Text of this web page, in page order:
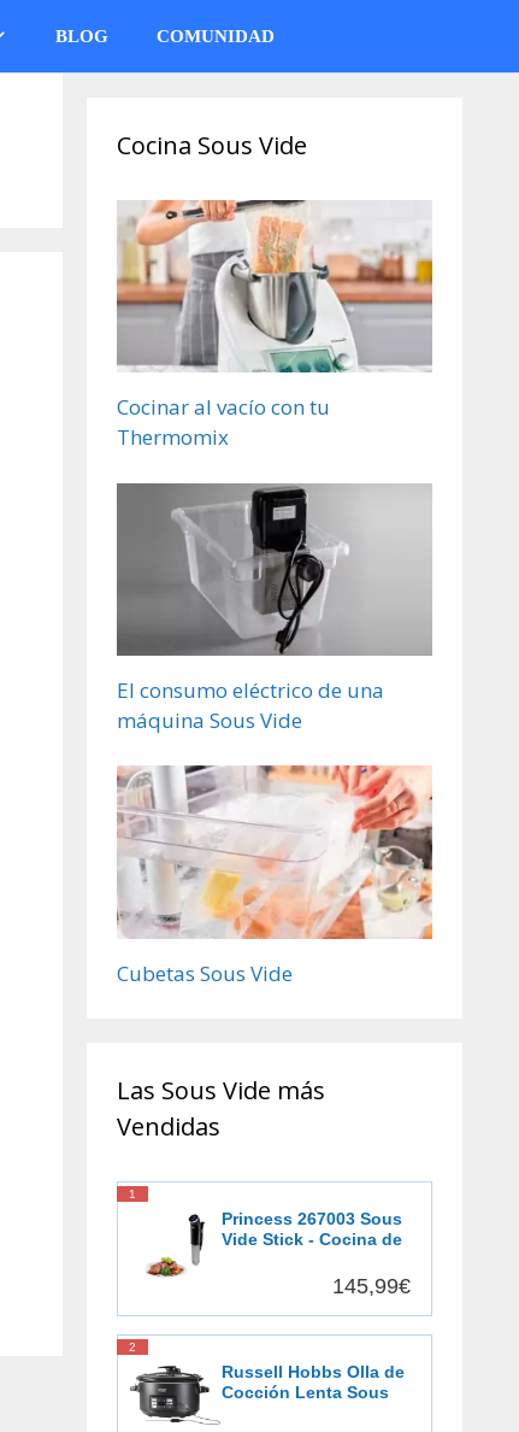
BLOG COMUNIDAD
Cocina Sous Vide
Cocinar al vacío con tu
Thermomix
El consumo eléctrico de una
máquina Sous Vide
Cubetas Sous Vide
Las Sous Vide más
Vendidas
1
Princess 267003 Sous
Vide Stick - Cocina de
145,99€
2
Russell Hobbs Olla de
Cocción Lenta Sous